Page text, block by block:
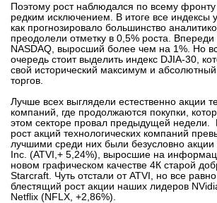
вконтакте
телеграм
Стать автором
Поэтому рост наблюдался по всему
редким исключением. В итоге все индексы
как прогнозировало большинство
преодолели отметку в 0,5% роста.
NASDAQ, выросший более чем на 1%. Но
очередь стоит выделить индекс DJIA-30,
свой исторический максимум и
торгов.
Лучше всех выглядели естественно акции
компаний, где продолжаются покупки,
этом секторе провал предыдущей недели.
рост акций технологических компаний
лучшими среди них были безусловно акции
Inc. (ATVI,+ 5,24%), выросшие на
новом графическом качестве 4К старой
Starcraft. Чуть отстали от ATVI, но все
блестящий рост акции наших лидеров
Netflix (NFLX, +2,86%).